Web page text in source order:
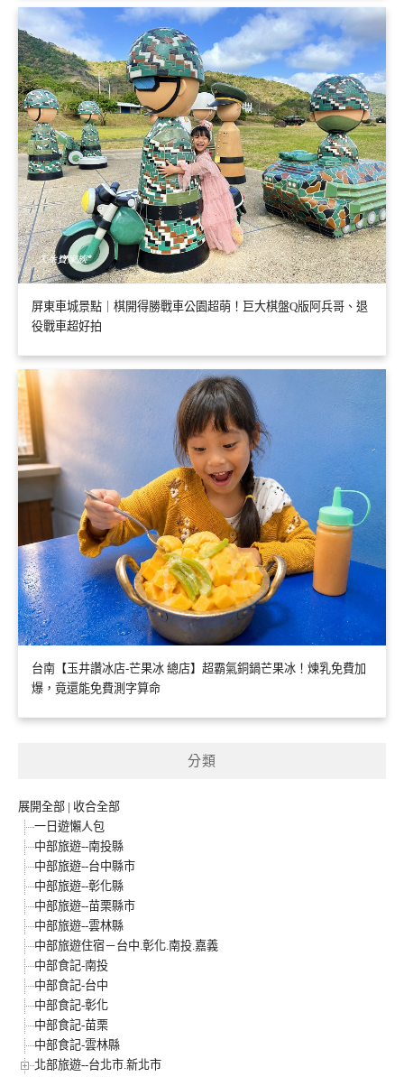
屏東車城景點｜棋開得勝戰車公園超萌！巨大棋盤Q版阿兵哥、退
役戰車超好拍
台南【玉井讚冰店-芒果冰 總店】超霸氣銅鍋芒果冰！煉乳免費加
爆，竟還能免費測字算命
分類
展開全部 | 收合全部
一日遊懶人包
中部旅遊--南投縣
中部旅遊--台中縣市
中部旅遊--彰化縣
中部旅遊--苗栗縣市
中部旅遊--雲林縣
中部旅遊住宿－台中.彰化.南投.嘉義
中部食記-南投
中部食記-台中
中部食記-彰化
中部食記-苗栗
中部食記-雲林縣
北部旅遊--台北市.新北市